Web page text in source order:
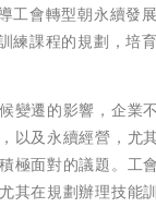
工會轉型朝永續發
練課程的規劃，培
變遷的影響，企業
以及永續經營，尤
極面對的議題。工
其在規劃辦理技能